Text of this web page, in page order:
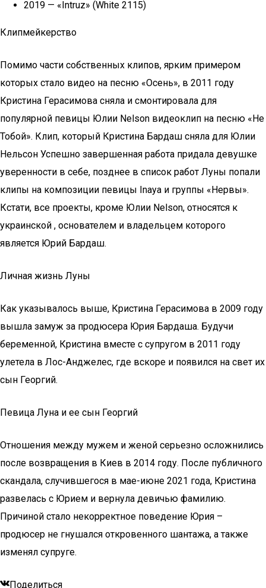
2019 — «Intruz» (White 2115)
Клипмейкерство
Помимо части собственных клипов, ярким примером
которых стало видео на песню «Осень», в 2011 году
Кристина Герасимова сняла и смонтировала для
популярной певицы Юлии Nelson видеоклип на песню «Не
Тобой». Клип, который Кристина Бардаш сняла для Юлии
Нельсон Успешно завершенная работа придала девушке
уверенности в себе, позднее в список работ Луны попали
клипы на композиции певицы Inaya и группы «Нервы».
Кстати, все проекты, кроме Юлии Nelson, относятся к
украинской , основателем и владельцем которого
является Юрий Бардаш.
Личная жизнь Луны
Как указывалось выше, Кристина Герасимова в 2009 году
вышла замуж за продюсера Юрия Бардаша. Будучи
беременной, Кристина вместе с супругом в 2011 году
улетела в Лос-Анджелес, где вскоре и появился на свет их
сын Георгий.
Певица Луна и ее сын Георгий
Отношения между мужем и женой серьезно осложнились
после возвращения в Киев в 2014 году. После публичного
скандала, случившегося в мае-июне 2021 года, Кристина
развелась с Юрием и вернула девичью фамилию.
Причиной стало некорректное поведение Юрия –
продюсер не гнушался откровенного шантажа, а также
изменял супруге.
Поделиться